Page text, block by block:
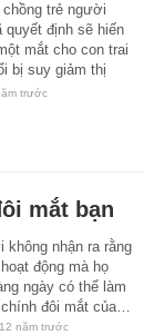
trẻ người
quyết định sẽ hiến
mắt cho con trai
bị suy giảm thị
trước
mắt bạn
không nhận ra rằng
động mà họ
ngày có thể làm
đôi mắt của…
12 năm trước